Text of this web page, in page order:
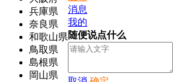
兵庫県
奈良県
和歌山県
鳥取県
島根県
岡山県
消息
我的
随便说点什么